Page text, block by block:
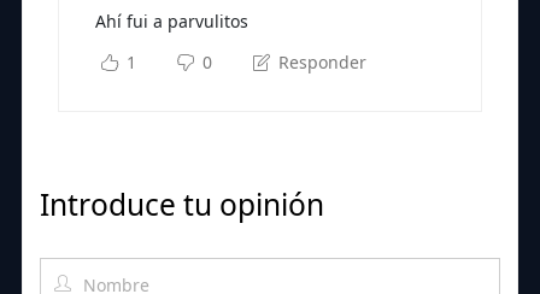
Ahí fui a parvulitos
1
0 Responder
Introduce tu opinión